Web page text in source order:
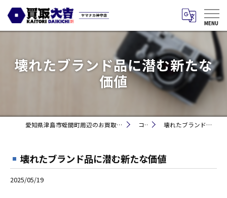
壊れたブランド品に潜む新たな
価値
愛知県津島市蛭間町周辺のお買取りなら買取大吉 ヤマナカ神守店 コラム 壊れたブランド品に潜む新たな価値
壊れたブランド品に潜む新たな価値
2025/05/19